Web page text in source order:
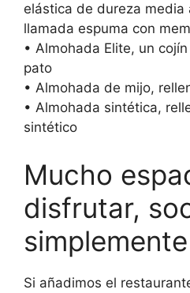
elástica de dureza media
llamada espuma con
• Almohada Elite, un
pato
• Almohada de mijo,
• Almohada sintética,
sintético
Mucho
disfrutar,
Si añadimos el